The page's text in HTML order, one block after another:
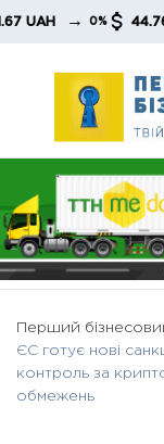
Skip
→ 0% 44.76 UAH
Перший
ЄС готує нові
контроль за
обмежень